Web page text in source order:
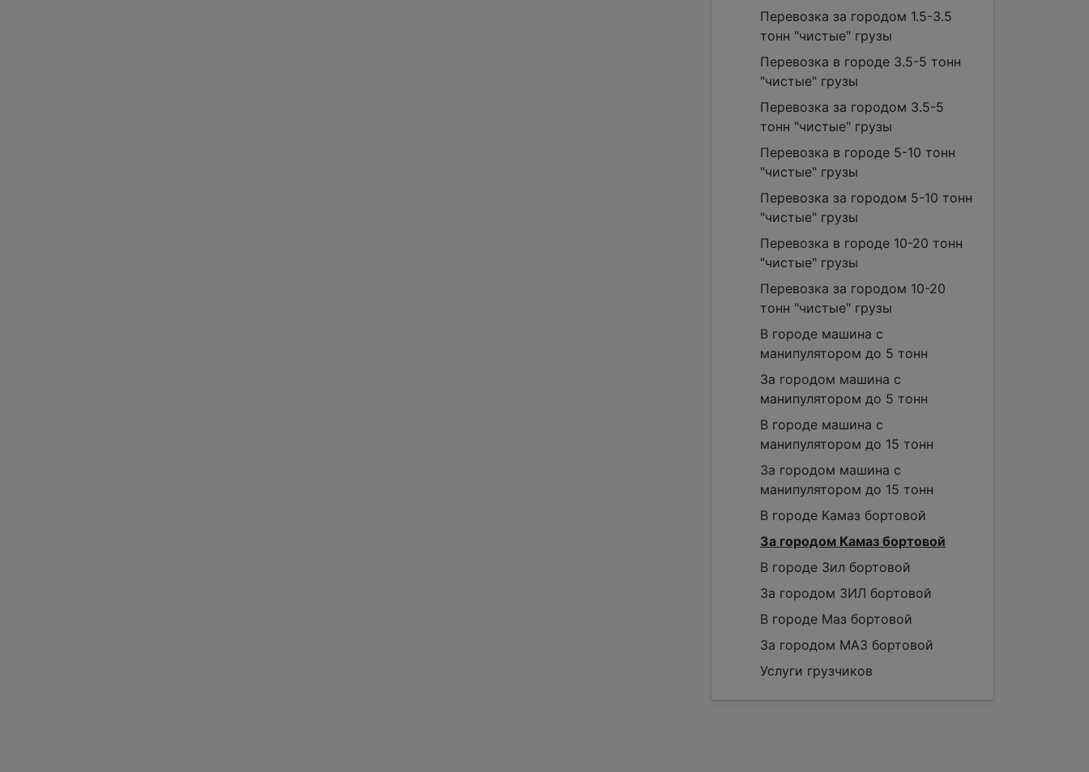
Перевозка за городом 1.5-3.5
тонн "чистые" грузы
Перевозка в городе 3.5-5 тонн
"чистые" грузы
Перевозка за городом 3.5-5
тонн "чистые" грузы
Перевозка в городе 5-10 тонн
"чистые" грузы
Перевозка за городом 5-10 тонн
"чистые" грузы
Перевозка в городе 10-20 тонн
"чистые" грузы
Перевозка за городом 10-20
тонн "чистые" грузы
В городе машина с
манипулятором до 5 тонн
За городом машина с
манипулятором до 5 тонн
В городе машина с
манипулятором до 15 тонн
За городом машина с
манипулятором до 15 тонн
В городе Камаз бортовой
За городом Камаз бортовой
В городе Зил бортовой
За городом ЗИЛ бортовой
В городе Маз бортовой
За городом МАЗ бортовой
Услуги грузчиков